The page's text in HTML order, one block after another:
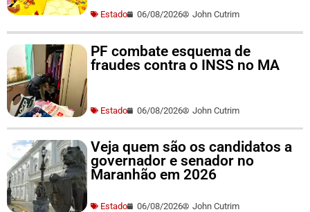
Estado 06/08/2026 John Cutrim
PF combate esquema de
fraudes contra o INSS no MA
Estado 06/08/2026 John Cutrim
Veja quem são os candidatos a
governador e senador no
Maranhão em 2026
Estado 06/08/2026 John Cutrim